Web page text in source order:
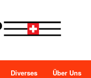
Diverses Über Uns